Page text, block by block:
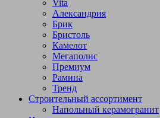
Vita
Александрия
Брик
Бристоль
Камелот
Мегаполис
Премиум
Рамина
Тренд
Строительный ассортимент
Напольный керамогранит